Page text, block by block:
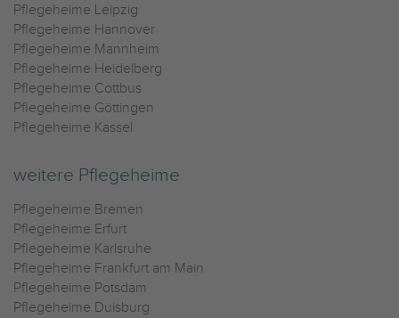
Pflegeheime Leipzig
Pflegeheime Hannover
Pflegeheime Mannheim
Pflegeheime Heidelberg
Pflegeheime Cottbus
Pflegeheime Göttingen
Pflegeheime Kassel
weitere Pflegeheime
Pflegeheime Bremen
Pflegeheime Erfurt
Pflegeheime Karlsruhe
Pflegeheime Frankfurt am Main
Pflegeheime Potsdam
Pflegeheime Duisburg